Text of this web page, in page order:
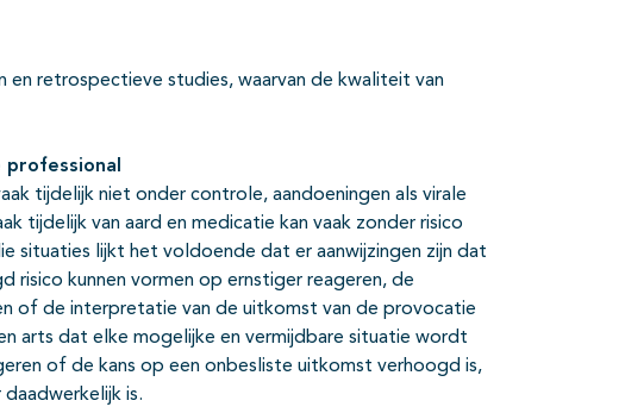
en retrospectieve studies, waarvan de kwaliteit van
tijdelijk niet onder controle, aandoeningen als virale
tijdelijk van aard en medicatie kan vaak zonder risico
situaties lijkt het voldoende dat er aanwijzingen zijn dat
risico kunnen vormen op ernstiger reageren, de
of de interpretatie van de uitkomst van de provocatie
arts dat elke mogelijke en vermijdbare situatie wordt
of de kans op een onbesliste uitkomst verhoogd is,
is.